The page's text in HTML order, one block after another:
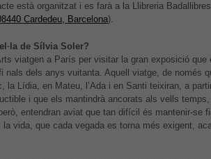
està organitzat i es farà a la Llibreria
Cardedeu, Barcelona).
de Sílvia Soler?
viatgen a París per visitar la gran exposició que
nals dels anys vuitanta. Aquell viatge, de només
la Lídia, en Mateu, l’Ada i en Santi teixiran, a
i que els mantindrà ancorats als vells
entendran aviat que tan difícil és mantenir-se
vida, que cada vegada es torna més exigent,